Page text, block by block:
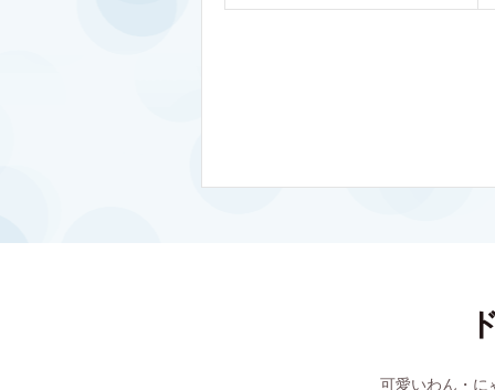
可愛いわん・に